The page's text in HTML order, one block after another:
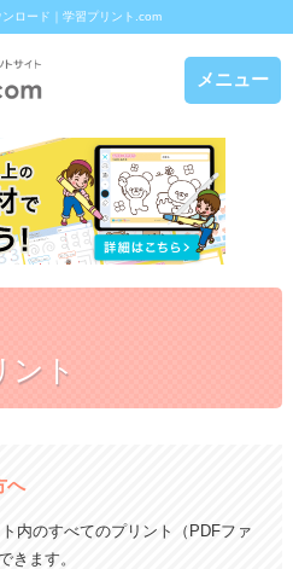
ロード｜学習プリント.com
メニュー
ント
へ
内のすべてのプリント（PDFファ
きます。